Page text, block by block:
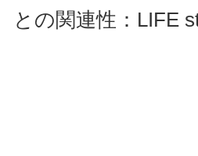
との関連性：LIFE